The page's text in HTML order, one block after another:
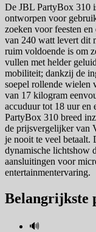
De JBL PartyBox 310
ontworpen voor
zoeken voor feesten
van 240 watt levert dit
ruim voldoende is om
vullen met helder
mobiliteit; dankzij de
soepel rollende wielen
van 17 kilogram
accuduur tot 18 uur en
PartyBox 310 breed
de prijsvergelijker van
je nooit te veel betaalt.
dynamische lichtshow
aansluitingen voor
entertainmentervaring.
Belangrijkste
🔊